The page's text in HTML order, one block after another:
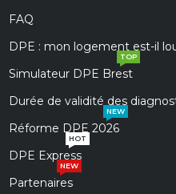
FAQ
DPE : mon logement est-il
Simulateur DPE Brest
TOP
Durée de validité des
Réforme DPE 2026
NEW
DPE Express
HOT
Partenaires
NEW